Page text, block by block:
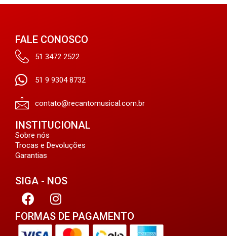
FALE CONOSCO
51 3472 2522
51 9 9304 8732
contato@recantomusical.com.br
INSTITUCIONAL
Sobre nós
Trocas e Devoluções
Garantias
SIGA - NOS
FORMAS DE PAGAMENTO